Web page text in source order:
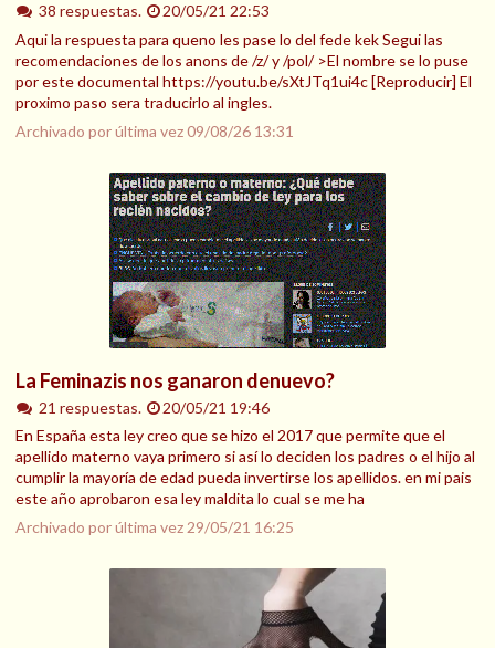
38 respuestas.
20/05/21 22:53
Aqui la respuesta para queno les pase lo del fede kek Segui las
recomendaciones de los anons de /z/ y /pol/ >El nombre se lo puse
por este documental https://youtu.be/sXtJTq1ui4c [Reproducir] El
proximo paso sera traducirlo al ingles.
Archivado por última vez09/08/26 13:31
La Feminazis nos ganaron denuevo?
21 respuestas.
20/05/21 19:46
En España esta ley creo que se hizo el 2017 que permite que el
apellido materno vaya primero si así lo deciden los padres o el hijo al
cumplir la mayoría de edad pueda invertirse los apellidos. en mi pais
este año aprobaron esa ley maldita lo cual se me ha
Archivado por última vez 29/05/21 16:25